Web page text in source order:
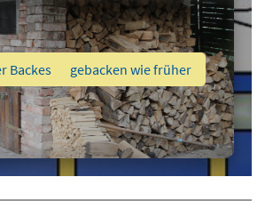
Backes gebacken wie früher